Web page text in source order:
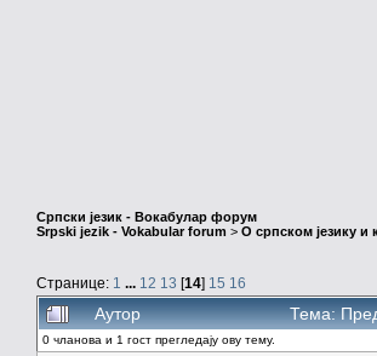
Српски језик - Вокабулар форум
Srpski jezik - Vokabular forum > О српском језику и
Странице: 1 ... 12 13 [14] 15 16
Аутор Тема:
0 чланова и 1 гост прегледају ову тему.